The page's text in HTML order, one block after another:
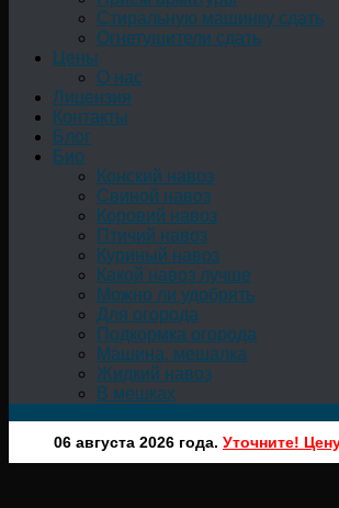
Стиральную машинку сдать
Огнетушители сдать
Цены
О нас
Лицензия
Контакты
Блог
Био
Конский навоз
Свиной навоз
Коровий навоз
Птичий навоз
Куриный навоз
Какой навоз лучше
Можно ли удобрять
Для огорода
Подкормка огорода
Машина, мешалка
Жидкий навоз
В мешках
06 августа 2026 года. Уточните!